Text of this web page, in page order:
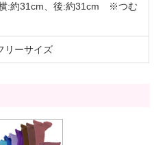
:約31cm、後:約31cm ※つむ
リーサイズ